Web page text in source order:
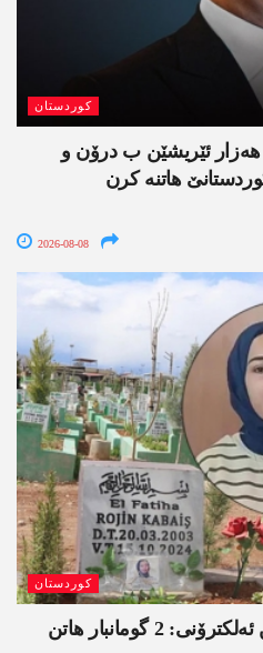
کوردستان
ئێریشێن ب درۆن و
ھاتنە کرن
2026-08-08
کوردستان
ل ئامەدێ ئۆپەراسیۆنا تاوانێن ئەلکترۆنی: 2 گومانبار ھاتن